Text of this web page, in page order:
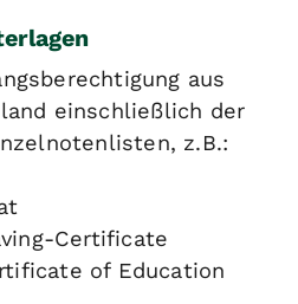
aus
einschließlich der
z.B.:
Certificate
of Education